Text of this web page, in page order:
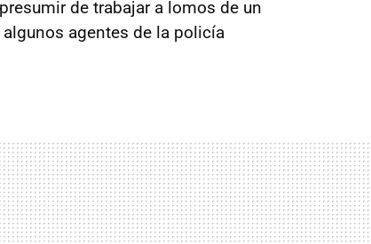
de trabajar a lomos de un
agentes de la policía